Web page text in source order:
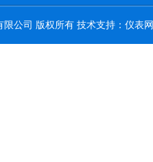
公司 版权所有 技术支持： 仪表网